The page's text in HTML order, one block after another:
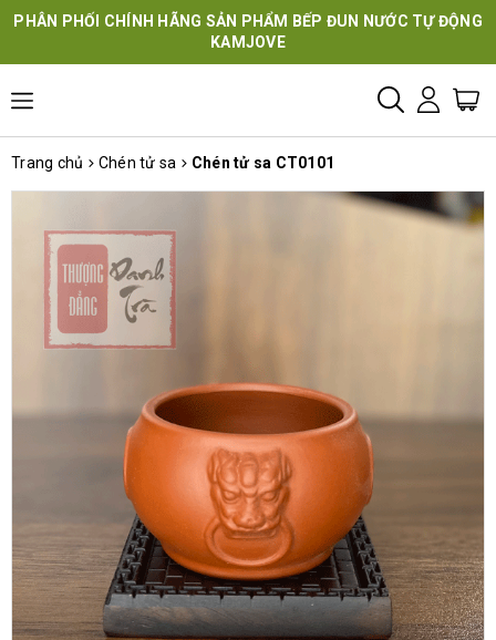
PHÂN PHỐI CHÍNH HÃNG SẢN PHẨM BẾP ĐUN NƯỚC TỰ ĐỘNG
KAMJOVE
Trang chủ Chén tử sa Chén tử sa CT0101